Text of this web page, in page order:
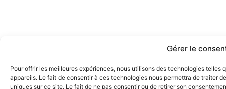
Gérer le
Pour offrir les meilleures expériences, nous utilisons des technologies
appareils. Le fait de consentir à ces technologies nous permettra de traiter
uniques sur ce site. Le fait de ne pas consentir ou de retirer son